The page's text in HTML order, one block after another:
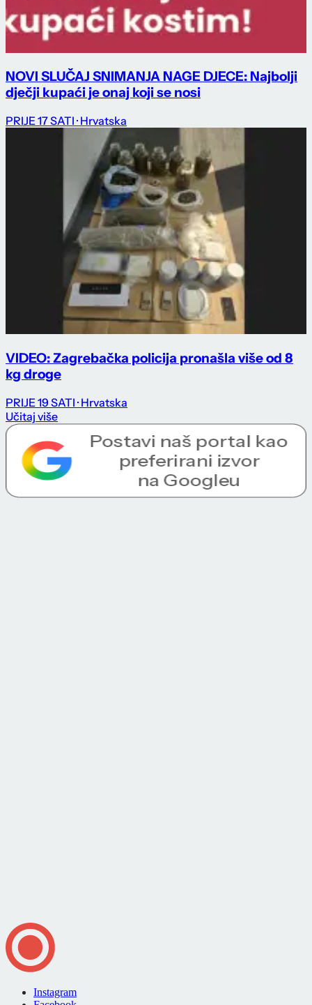
NOVI SLUČAJ SNIMANJA NAGE DJECE: Najbolji
dječji kupaći je onaj koji se nosi
PRIJE 17 SATI · Hrvatska
VIDEO: Zagrebačka policija pronašla više od 8
kg droge
PRIJE 19 SATI · Hrvatska
Učitaj više
Instagram